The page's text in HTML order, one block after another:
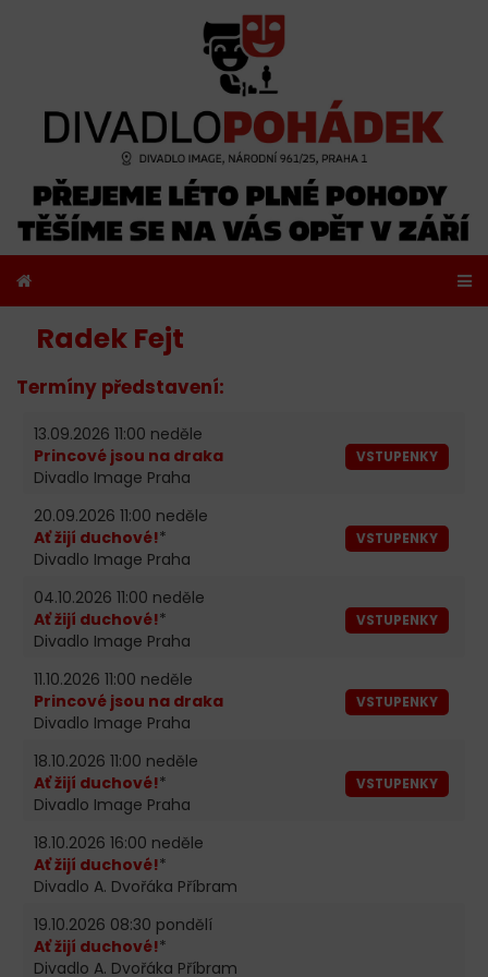
Radek Fejt
Termíny představení:
13.09.2026 11:00 neděle
Princové jsou na draka
Divadlo Image Praha
VSTUPENKY
20.09.2026 11:00 neděle
Ať žijí duchové!*
Divadlo Image Praha
VSTUPENKY
04.10.2026 11:00 neděle
Ať žijí duchové!*
Divadlo Image Praha
VSTUPENKY
11.10.2026 11:00 neděle
Princové jsou na draka
Divadlo Image Praha
VSTUPENKY
18.10.2026 11:00 neděle
Ať žijí duchové!*
Divadlo Image Praha
VSTUPENKY
18.10.2026 16:00 neděle
Ať žijí duchové!*
Divadlo A. Dvořáka Příbram
19.10.2026 08:30 pondělí
Ať žijí duchové!*
Divadlo A. Dvořáka Příbram